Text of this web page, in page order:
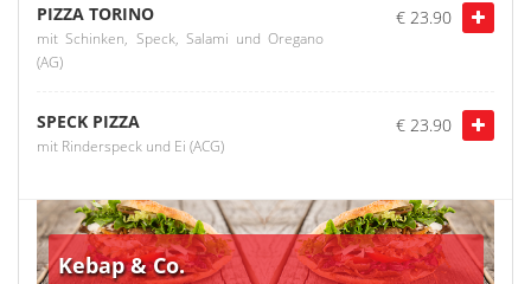
PIZZA TORINO
mit Schinken, Speck, Salami und Oregano
(AG)
€ 23.90
SPECK PIZZA
mit Rinderspeck und Ei (ACG)
€ 23.90
Kebap & Co.